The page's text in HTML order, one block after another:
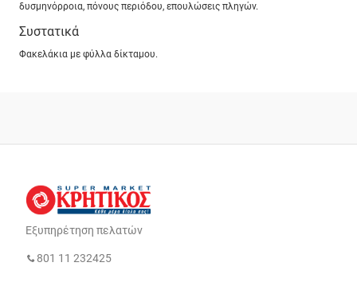
δυσμηνόρροια, πόνους περιόδου, επουλώσεις πληγών.
Συστατικά
Φακελάκια με φύλλα δίκταμου.
Εξυπηρέτηση πελατών
801 11 232425